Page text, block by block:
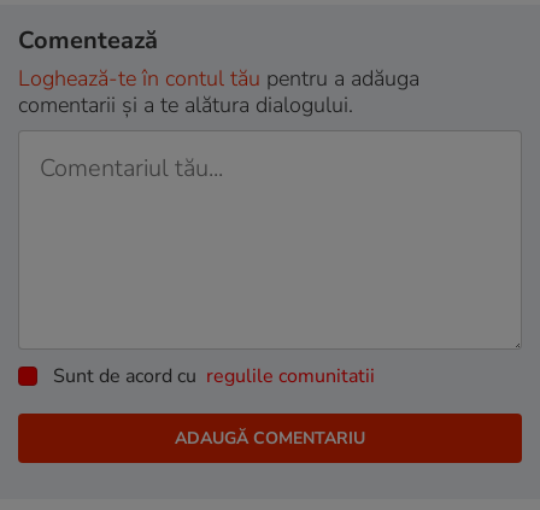
Comentează
Loghează-te în contul tău pentru a adăuga
comentarii și a te alătura dialogului.
Sunt de acord cu regulile comunitatii